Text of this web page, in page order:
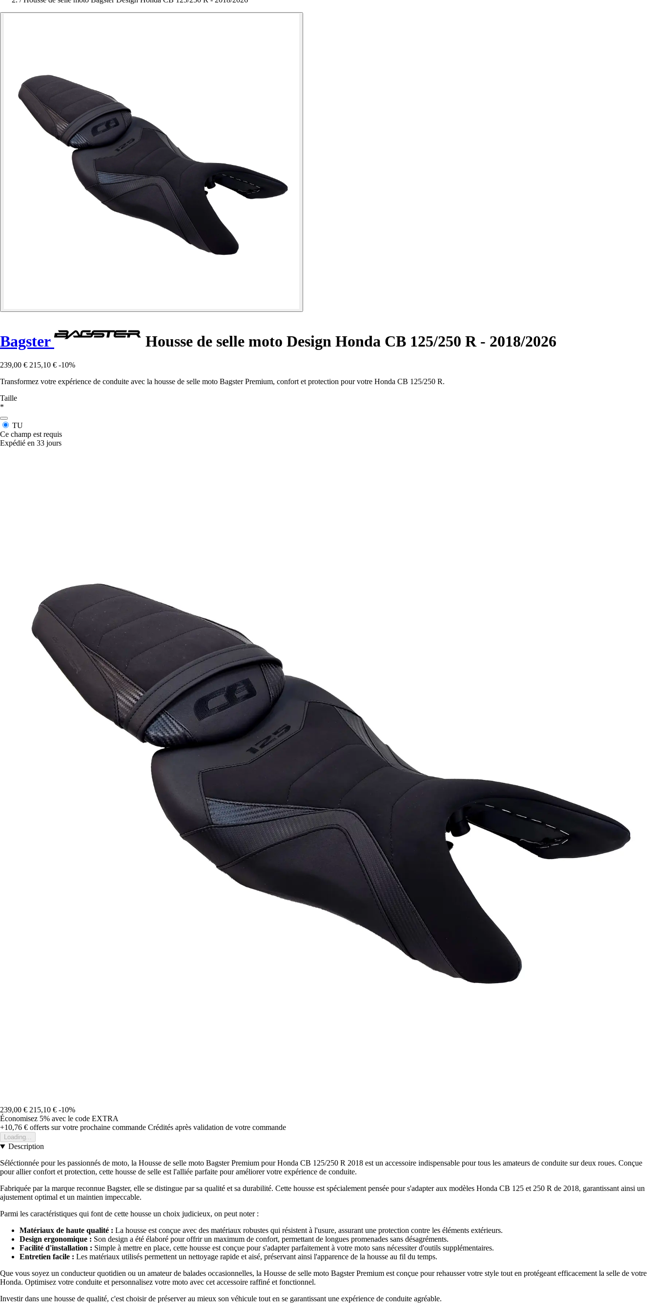
Bagster Housse de selle moto Design Honda CB 125/250 R - 2018/2026
239,00 € 215,10 € -10%
Transformez votre expérience de conduite avec la housse de selle moto Bagster Premium, confort et protection pour votre Honda CB 125/250 R.
Taille
*
TU
Ce champ est requis
Expédié en 33 jours
239,00 € 215,10 € -10%
Économisez 5% avec le code EXTRA
+10,76 € offerts sur votre prochaine commande Crédités après validation de votre commande
Loading...
Description
Séléctionnée pour les passionnés de moto, la Housse de selle moto Bagster Premium pour Honda CB 125/250 R 2018 est un accessoire indispensable pour tous les amateurs de conduite sur deux roues. Conçue
pour allier confort et protection, cette housse de selle est l'alliée parfaite pour améliorer votre expérience de conduite.
Fabriquée par la marque reconnue Bagster, elle se distingue par sa qualité et sa durabilité. Cette housse est spécialement pensée pour s'adapter aux modèles Honda CB 125 et 250 R de 2018, garantissant ainsi un
ajustement optimal et un maintien impeccable.
Parmi les caractéristiques qui font de cette housse un choix judicieux, on peut noter :
Matériaux de haute qualité : La housse est conçue avec des matériaux robustes qui résistent à l'usure, assurant une protection contre les éléments extérieurs.
Design ergonomique : Son design a été élaboré pour offrir un maximum de confort, permettant de longues promenades sans désagréments.
Facilité d'installation : Simple à mettre en place, cette housse est conçue pour s'adapter parfaitement à votre moto sans nécessiter d'outils supplémentaires.
Entretien facile : Les matériaux utilisés permettent un nettoyage rapide et aisé, préservant ainsi l'apparence de la housse au fil du temps.
Que vous soyez un conducteur quotidien ou un amateur de balades occasionnelles, la Housse de selle moto Bagster Premium est conçue pour rehausser votre style tout en protégeant efficacement la selle de votre
Honda. Optimisez votre conduite et personnalisez votre moto avec cet accessoire raffiné et fonctionnel.
Investir dans une housse de qualité, c'est choisir de préserver au mieux son véhicule tout en se garantissant une expérience de conduite agréable.